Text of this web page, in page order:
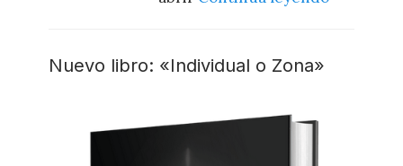
Nuevo libro: «Individual o Zona»